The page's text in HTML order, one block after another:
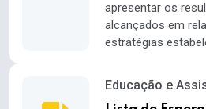
apresentar os
alcançados em
estratégias
Educação e